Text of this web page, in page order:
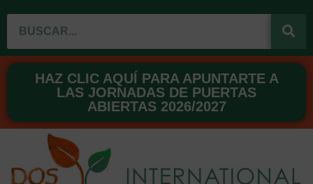
o
o
k
b
e
g
r
a
m
r
e
s
t
d
i
n
HAZ CLIC AQUÍ PARA APUNTARTE A
LAS JORNADAS DE PUERTAS
ABIERTAS 2026/2027